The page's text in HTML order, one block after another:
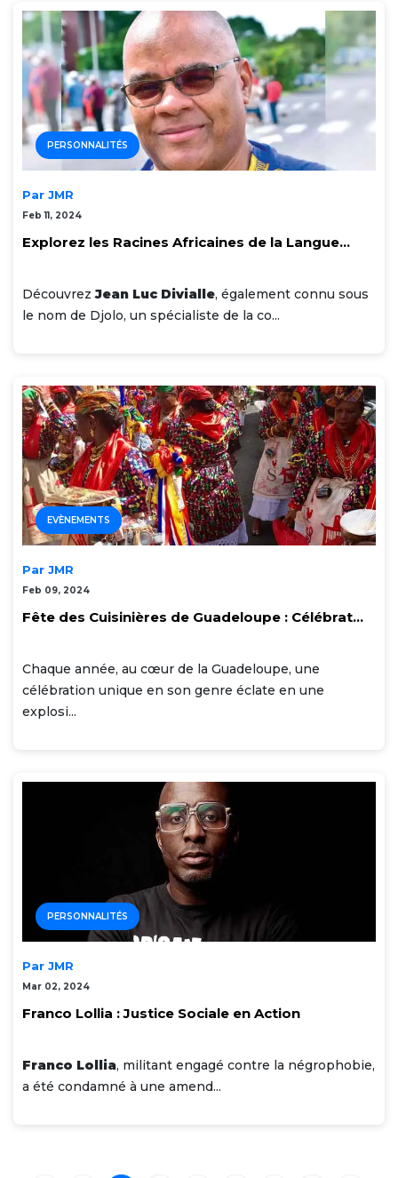
PERSONNALITÉS
Par JMR
Feb 11, 2024
Explorez les Racines Africaines de la Langue...
DécouvrezJean Luc Divialle, également connu sous
le nom de Djolo, un spécialiste de la co...
EVÈNEMENTS
Par JMR
Feb 09, 2024
Fête des Cuisinières de Guadeloupe : Célébrat...
Chaque année, au cœur de la Guadeloupe, une
célébration unique en son genre éclate en une
explosi...
PERSONNALITÉS
Par JMR
Mar 02, 2024
Franco Lollia : Justice Sociale en Action
Franco Lollia, militant engagé contre la négrophobie,
a été condamné à une amend...